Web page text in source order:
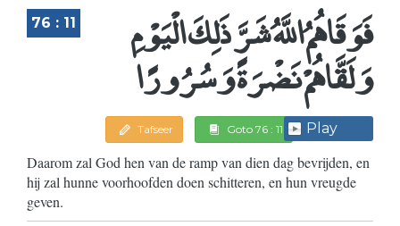
76 : 11 فَوَقَاهُمُ اللَّهُ شَرَّ ذَلِكَ الْيَوْمِ
وَلَقَّاهُمْ نَضْرَةً وَسُرُورًا
Tafseer Goto 76 : 11 Play
Daarom zal God hen van de ramp van dien dag bevrijden, en
hij zal hunne voorhoofden doen schitteren, en hun vreugde
geven.